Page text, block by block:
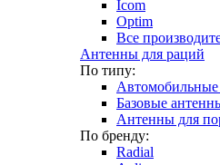
Icom
Optim
Все
Антенны для раций
По типу:
Базовые
Антенны для
По бренду:
Radial